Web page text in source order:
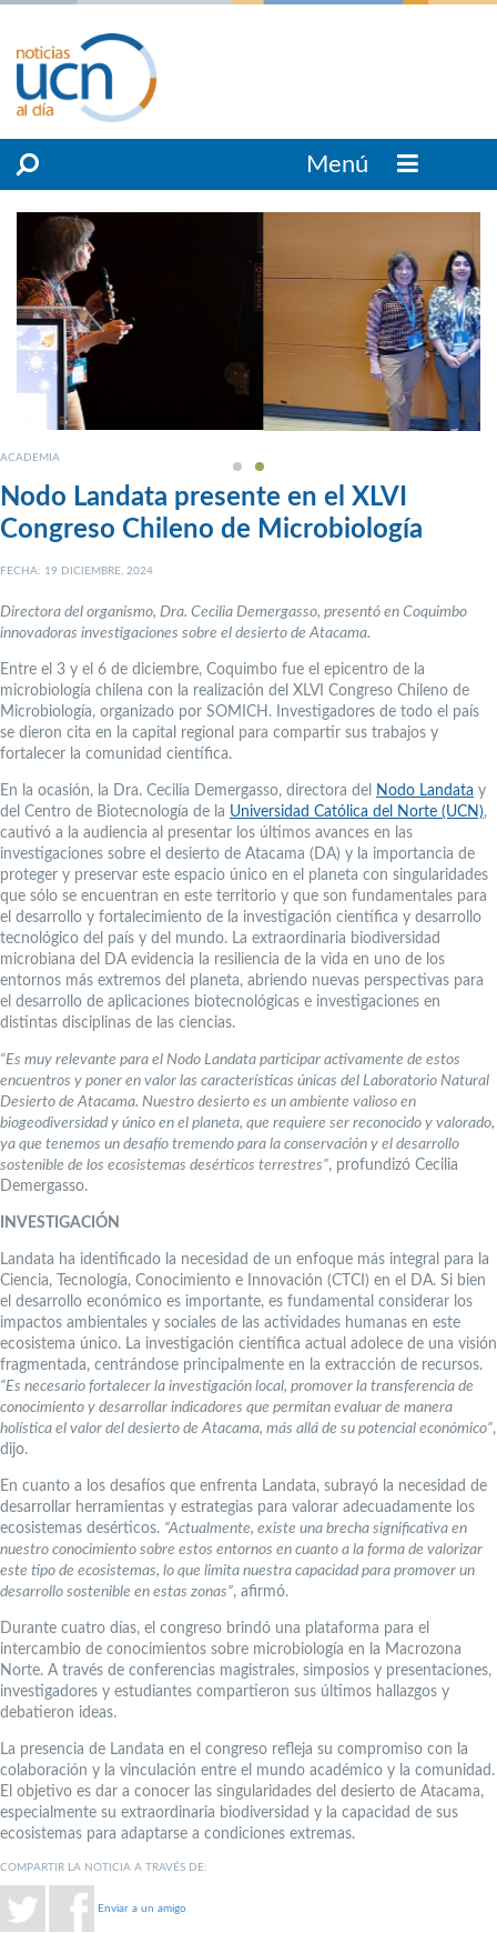
Menú
ACADEMIA
Nodo Landata presente en el XLVI
Congreso Chileno de Microbiología
FECHA: 19 DICIEMBRE, 2024
Directora del organismo, Dra. Cecilia Demergasso, presentó en Coquimbo
innovadoras investigaciones sobre el desierto de Atacama.
Entre el 3 y el 6 de diciembre, Coquimbo fue el epicentro de la
microbiología chilena con la realización del XLVI Congreso Chileno de
Microbiología, organizado por SOMICH. Investigadores de todo el país
se dieron cita en la capital regional para compartir sus trabajos y
fortalecer la comunidad científica.
En la ocasión, la Dra. Cecilia Demergasso, directora del Nodo Landata y
del Centro de Biotecnología de la Universidad Católica del Norte (UCN),
cautivó a la audiencia al presentar los últimos avances en las
investigaciones sobre el desierto de Atacama (DA) y la importancia de
proteger y preservar este espacio único en el planeta con singularidades
que sólo se encuentran en este territorio y que son fundamentales para
el desarrollo y fortalecimiento de la investigación científica y desarrollo
tecnológico del país y del mundo. La extraordinaria biodiversidad
microbiana del DA evidencia la resiliencia de la vida en uno de los
entornos más extremos del planeta, abriendo nuevas perspectivas para
el desarrollo de aplicaciones biotecnológicas e investigaciones en
distintas disciplinas de las ciencias.
“Es muy relevante para el Nodo Landata participar activamente de estos
encuentros y poner en valor las características únicas del Laboratorio Natural
Desierto de Atacama. Nuestro desierto es un ambiente valioso en
biogeodiversidad y único en el planeta, que requiere ser reconocido y valorado,
ya que tenemos un desafío tremendo para la conservación y el desarrollo
sostenible de los ecosistemas desérticos terrestres”, profundizó Cecilia
Demergasso.
INVESTIGACIÓN
Landata ha identificado la necesidad de un enfoque más integral para la
Ciencia, Tecnología, Conocimiento e Innovación (CTCI) en el DA. Si bien
el desarrollo económico es importante, es fundamental considerar los
impactos ambientales y sociales de las actividades humanas en este
ecosistema único. La investigación científica actual adolece de una visión
fragmentada, centrándose principalmente en la extracción de recursos.
“Es necesario fortalecer la investigación local, promover la transferencia de
conocimiento y desarrollar indicadores que permitan evaluar de manera
holística el valor del desierto de Atacama, más allá de su potencial económico”,
dijo.
En cuanto a los desafíos que enfrenta Landata, subrayó la necesidad de
desarrollar herramientas y estrategias para valorar adecuadamente los
ecosistemas desérticos. “Actualmente, existe una brecha significativa en
nuestro conocimiento sobre estos entornos en cuanto a la forma de valorizar
este tipo de ecosistemas, lo que limita nuestra capacidad para promover un
desarrollo sostenible en estas zonas”, afirmó.
Durante cuatro días, el congreso brindó una plataforma para el
intercambio de conocimientos sobre microbiología en la Macrozona
Norte. A través de conferencias magistrales, simposios y presentaciones,
investigadores y estudiantes compartieron sus últimos hallazgos y
debatieron ideas.
La presencia de Landata en el congreso refleja su compromiso con la
colaboración y la vinculación entre el mundo académico y la comunidad.
El objetivo es dar a conocer las singularidades del desierto de Atacama,
especialmente su extraordinaria biodiversidad y la capacidad de sus
ecosistemas para adaptarse a condiciones extremas.
COMPARTIR LA NOTICIA A TRAVÉS DE:
Enviar a un amigo